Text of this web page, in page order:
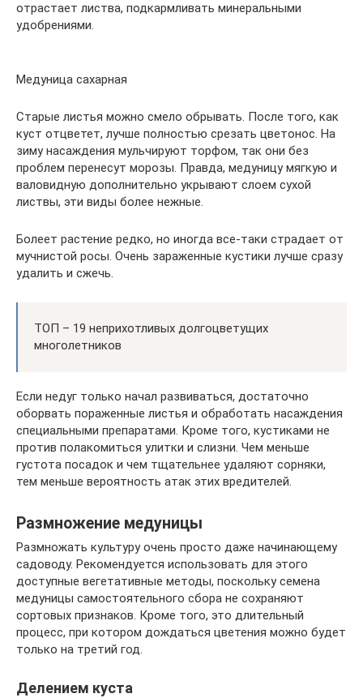
отрастает листва, подкармливать минеральными
удобрениями.
Медуница сахарная
Старые листья можно смело обрывать. После того, как
куст отцветет, лучше полностью срезать цветонос. На
зиму насаждения мульчируют торфом, так они без
проблем перенесут морозы. Правда, медуницу мягкую и
валовидную дополнительно укрывают слоем сухой
листвы, эти виды более нежные.
Болеет растение редко, но иногда все-таки страдает от
мучнистой росы. Очень зараженные кустики лучше сразу
удалить и сжечь.
ТОП – 19 неприхотливых долгоцветущих
многолетников
Если недуг только начал развиваться, достаточно
оборвать пораженные листья и обработать насаждения
специальными препаратами. Кроме того, кустиками не
против полакомиться улитки и слизни. Чем меньше
густота посадок и чем тщательнее удаляют сорняки,
тем меньше вероятность атак этих вредителей.
Размножение медуницы
Размножать культуру очень просто даже начинающему
садоводу. Рекомендуется использовать для этого
доступные вегетативные методы, поскольку семена
медуницы самостоятельного сбора не сохраняют
сортовых признаков. Кроме того, это длительный
процесс, при котором дождаться цветения можно будет
только на третий год.
Делением куста